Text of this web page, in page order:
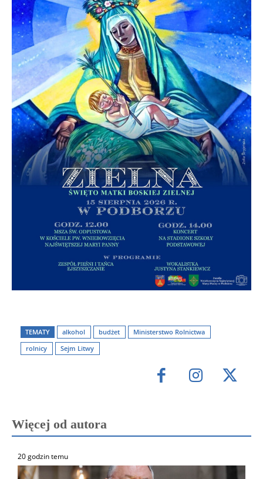
TEMATY alkohol budżet
Ministerstwo Rolnictwa
rolnicy
Sejm Litwy
Więcej od autora
20 godzin temu